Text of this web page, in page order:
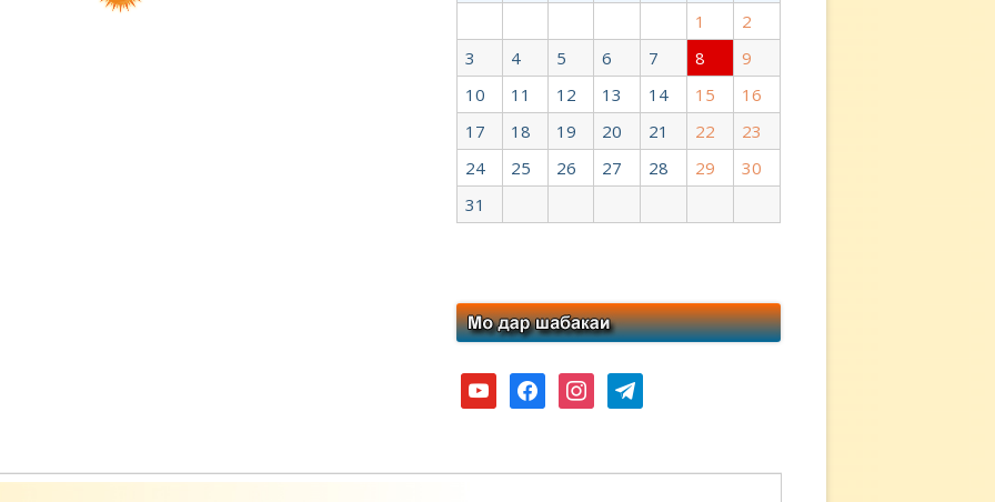
1
2
3
4 5 6 7 8
9
10
11 12 13 14 15
16
17
18 19 20 21 22
23
24
25 26 27 28 29
30
31
youtubefacebookinstagramtelegram